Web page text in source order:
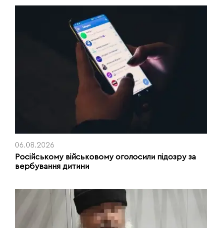
06.08.2026
Російському військовому оголосили підозру за
вербування дитини